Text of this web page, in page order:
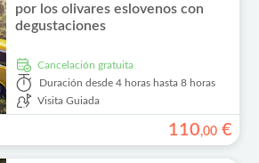
por los olivares eslovenos con
degustaciones
cancelación gratuita
Duración desde 4 horas hasta 8 horas
Visita Guiada
110,00 €